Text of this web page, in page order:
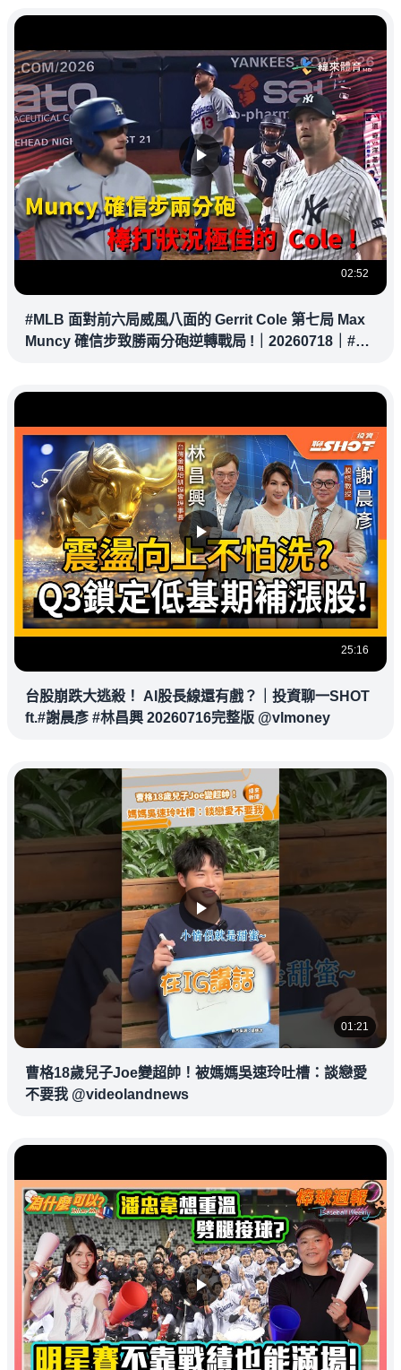
02:52
#MLB 面對前六局威風八面的 Gerrit Cole 第七局 Max
Muncy 確信步致勝兩分砲逆轉戰局 !｜20260718｜#洛
25:16
台股崩跌大逃殺！ AI股長線還有戲？｜投資聊一SHOT
ft.#謝晨彥 #林昌興 20260716完整版 @vlmoney
01:21
曹格18歲兒子Joe變超帥！被媽媽吳速玲吐槽：談戀愛
不要我 @videolandnews